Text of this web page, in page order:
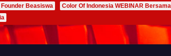
Beasiswa
Color Of Indonesia WEBINAR Bersama